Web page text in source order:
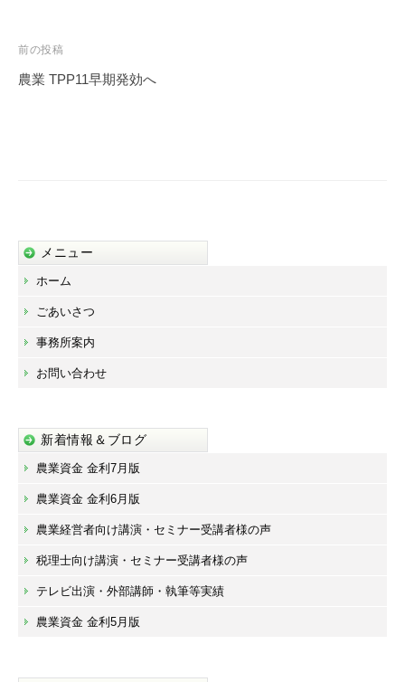
投
稿
ン
前の投稿
農業 TPP11早期発効へ
メニュー
ホーム
ごあいさつ
事務所案内
お問い合わせ
新着情報＆ブログ
農業資金 金利7月版
農業資金 金利6月版
農業経営者向け講演・セミナー受講者様の声
税理士向け講演・セミナー受講者様の声
テレビ出演・外部講師・執筆等実績
農業資金 金利5月版